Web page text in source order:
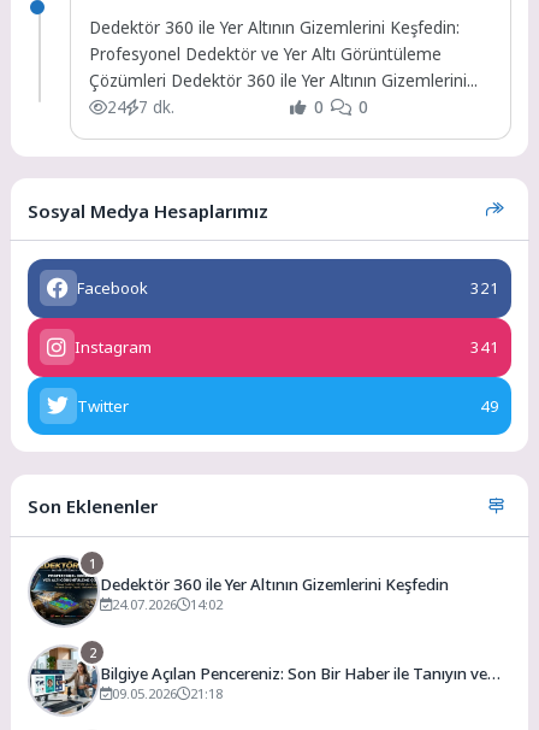
Dedektör 360 ile Yer Altının Gizemlerini Keşfedin:
Profesyonel Dedektör ve Yer Altı Görüntüleme
Çözümleri Dedektör 360 ile Yer Altının Gizemlerini...
24 7 dk. 0 0
Sosyal Medya Hesaplarımız
Facebook 321
Instagram 341
Twitter 49
Son Eklenenler
1
Dedektör 360 ile Yer Altının Gizemlerini Keşfedin
24.07.2026 14:02
2
Bilgiye Açılan Pencereniz: Son Bir Haber ile Tanıyın ve
Keşfedin
09.05.2026 21:18